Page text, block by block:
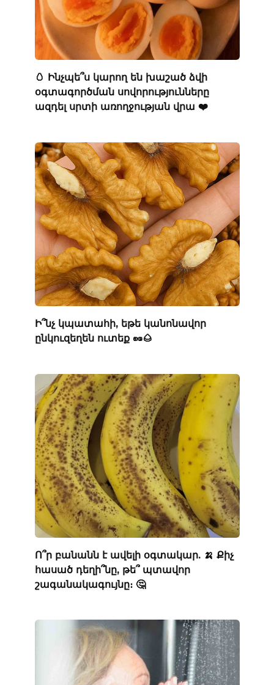
🥚 Ինչպե՞ս կարող են խաշած ձվի
օգտագործման սովորությունները
ազդել սրտի առողջության վրա ❤️
Ի՞նչ կպատահի, եթե կանոնավոր
ընկուզեղեն ուտեք 🥜🌰
Ո՞ր բանանն է ավելի օգտակար. 🍌 Քիչ
հասած դեղի՞նը, թե՞ պտավոր
շագանակագույնը։ 🤔